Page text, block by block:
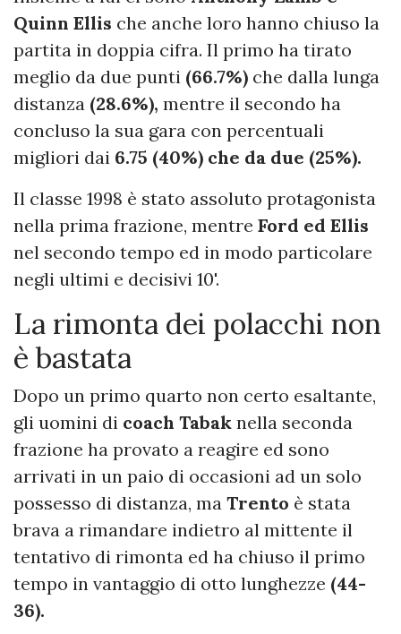
Quinn Ellis che anche loro hanno chiuso la
partita in doppia cifra. Il primo ha tirato
meglio da due punti (66.7%) che dalla lunga
distanza (28.6%), mentre il secondo ha
concluso la sua gara con percentuali
migliori dai 6.75 (40%) che da due (25%).
Il classe 1998 è stato assoluto protagonista
nella prima frazione, mentre Ford ed Ellis
nel secondo tempo ed in modo particolare
negli ultimi e decisivi 10'.
La rimonta dei polacchi non
è bastata
Dopo un primo quarto non certo esaltante,
gli uomini di coach Tabak nella seconda
frazione ha provato a reagire ed sono
arrivati in un paio di occasioni ad un solo
possesso di distanza, ma Trento è stata
brava a rimandare indietro al mittente il
tentativo di rimonta ed ha chiuso il primo
tempo in vantaggio di otto lunghezze (44-
36).